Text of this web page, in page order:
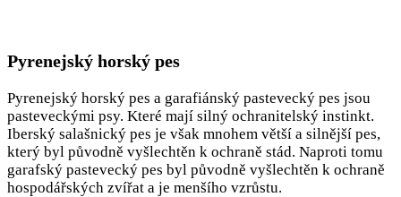
Pyrenejský horský pes
Pyrenejský horský pes a garafiánský pastevecký pes jsou
pasteveckými psy. Které mají silný ochranitelský instinkt.
Iberský salašnický pes je však mnohem větší a silnější pes,
který byl původně vyšlechtěn k ochraně stád. Naproti tomu
garafský pastevecký pes byl původně vyšlechtěn k ochraně
hospodářských zvířat a je menšího vzrůstu.